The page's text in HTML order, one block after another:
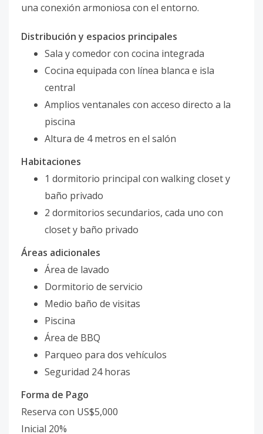
una conexión armoniosa con el entorno.
Distribución y espacios principales
Sala y comedor con cocina integrada
Cocina equipada con línea blanca e isla
central
Amplios ventanales con acceso directo a la
piscina
Altura de 4 metros en el salón
Habitaciones
1 dormitorio principal con walking closet y
baño privado
2 dormitorios secundarios, cada uno con
closet y baño privado
Áreas adicionales
Área de lavado
Dormitorio de servicio
Medio baño de visitas
Piscina
Área de BBQ
Parqueo para dos vehículos
Seguridad 24 horas
Forma de Pago
Reserva con US$5,000
Inicial 20%